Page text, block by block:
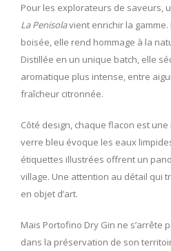
Pour les explorateurs de saveurs,
La Penisolavient enrichir la
boisée, elle rend hommage à la
Distillée en un unique batch, elle
aromatique plus intense, entre
fraîcheur citronnée.
Côté design, chaque flacon est
verre bleu évoque les eaux
étiquettes illustrées offrent un
village. Une attention au détail qui
en objet d’art.
Mais Portofino Dry Gin ne s’arrête
dans la préservation de son